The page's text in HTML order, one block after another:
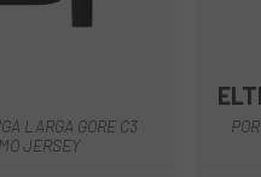
LARGA GORE C3
JERSEY